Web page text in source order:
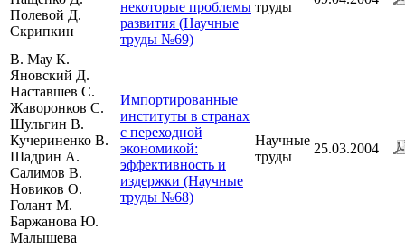
Полевой Д.
Скрипкин
некоторые проблемы
развития (Научные
труды №69)
труды
В. Мау К.
Яновский Д.
Наставшев С.
Жаворонков С.
Шульгин В.
Кучериненко В.
Шадрин А.
Салимов В.
Новиков О.
Голант М.
Баржанова Ю.
Малышева
Импортированные
институты в странах
с переходной
экономикой:
эффективность и
издержки (Научные
труды №68)
Научные
труды
25.03.2004